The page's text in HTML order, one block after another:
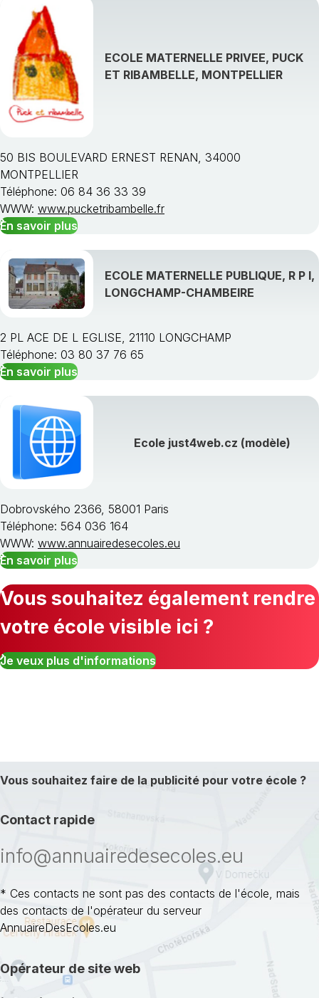
ECOLE MATERNELLE PRIVEE, PUCK
ET RIBAMBELLE, MONTPELLIER
50 BIS BOULEVARD ERNEST RENAN, 34000
MONTPELLIER
Téléphone: 06 84 36 33 39
WWW: www.pucketribambelle.fr
En savoir plus
ECOLE MATERNELLE PUBLIQUE, R P I,
LONGCHAMP-CHAMBEIRE
2 PL ACE DE L EGLISE, 21110 LONGCHAMP
Téléphone: 03 80 37 76 65
En savoir plus
Ecole just4web.cz (modèle)
Dobrovského 2366, 58001 Paris
Téléphone: 564 036 164
WWW: www.annuairedesecoles.eu
En savoir plus
Vous souhaitez également rendre
votre école visible ici ?
Je veux plus d'informations
Vous souhaitez faire de la publicité pour votre école ?
Contact rapide
info@annuairedesecoles.eu
* Ces contacts ne sont pas des contacts de l'école, mais
des contacts de l'opérateur du serveur
AnnuaireDesEcoles.eu
Opérateur de site web